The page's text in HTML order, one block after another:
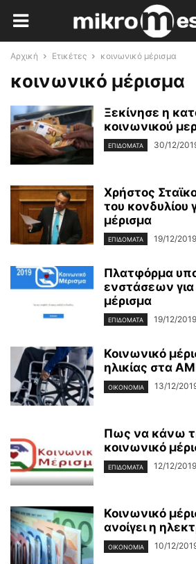
Αρχική Ετικέτες κοινωνικό μέρισμα
κοινωνικό μέρισμα
Ξεκίνησε η
κοινωνικού
ΕΠΙΔΌΜΑΤΑ 30/12/
Χρήστος
του κονδυλίου
μέρισμα
ΕΠΙΔΌΜΑΤΑ 19/12/2019
Πλατφόρμα
ενστάσεων για
μέρισμα
ΕΠΙΔΌΜΑΤΑ 19/12/2019
Κοινωνικό
ηλικίας στα
ΟΙΚΟΝΟΜΊΑ 13/12/
Πως να κάνω
κοινωνικό
ΕΠΙΔΌΜΑΤΑ 12/12/2019
Κοινωνικό
ανοίγει η
ΟΙΚΟΝΟΜΊΑ 10/12/